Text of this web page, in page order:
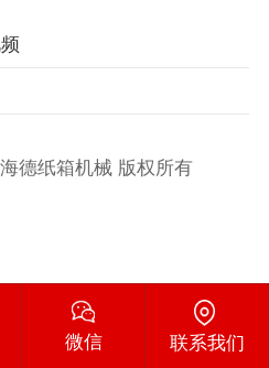
德纸箱机械 版权所有
微信 联系我们